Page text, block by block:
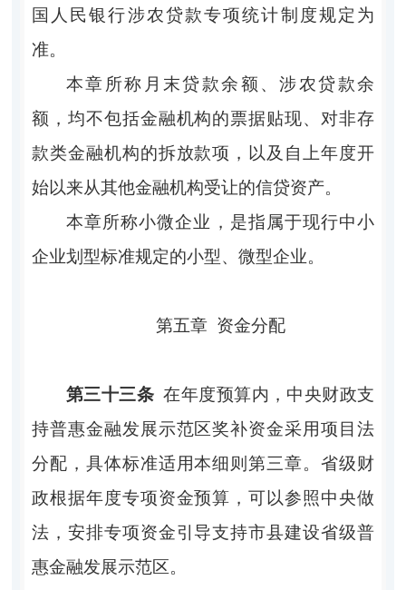
国人民银行涉农贷款专项统计制度规定为
准。
本章所称月末贷款余额、涉农贷款余
额，均不包括金融机构的票据贴现、对非存
款类金融机构的拆放款项，以及自上年度开
始以来从其他金融机构受让的信贷资产。
本章所称小微企业，是指属于现行中小
企业划型标准规定的小型、微型企业。
第五章 资金分配
第三十三条 在年度预算内，中央财政支
持普惠金融发展示范区奖补资金采用项目法
分配，具体标准适用本细则第三章。省级财
政根据年度专项资金预算，可以参照中央做
法，安排专项资金引导支持市县建设省级普
惠金融发展示范区。